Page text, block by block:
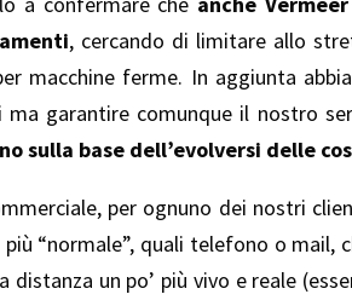
, cercando di limitare allo
macchine ferme. In aggiunta
garantire comunque il nostro
sulla base dell’evolversi delle
per ognuno dei nostri
“normale”, quali telefono o mail,
un po’ più vivo e reale